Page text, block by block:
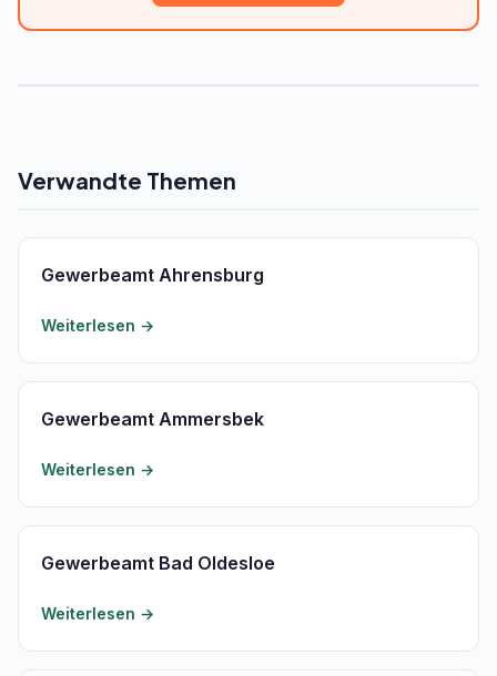
Verwandte Themen
Gewerbeamt Ahrensburg
Weiterlesen →
Gewerbeamt Ammersbek
Weiterlesen →
Gewerbeamt Bad Oldesloe
Weiterlesen →